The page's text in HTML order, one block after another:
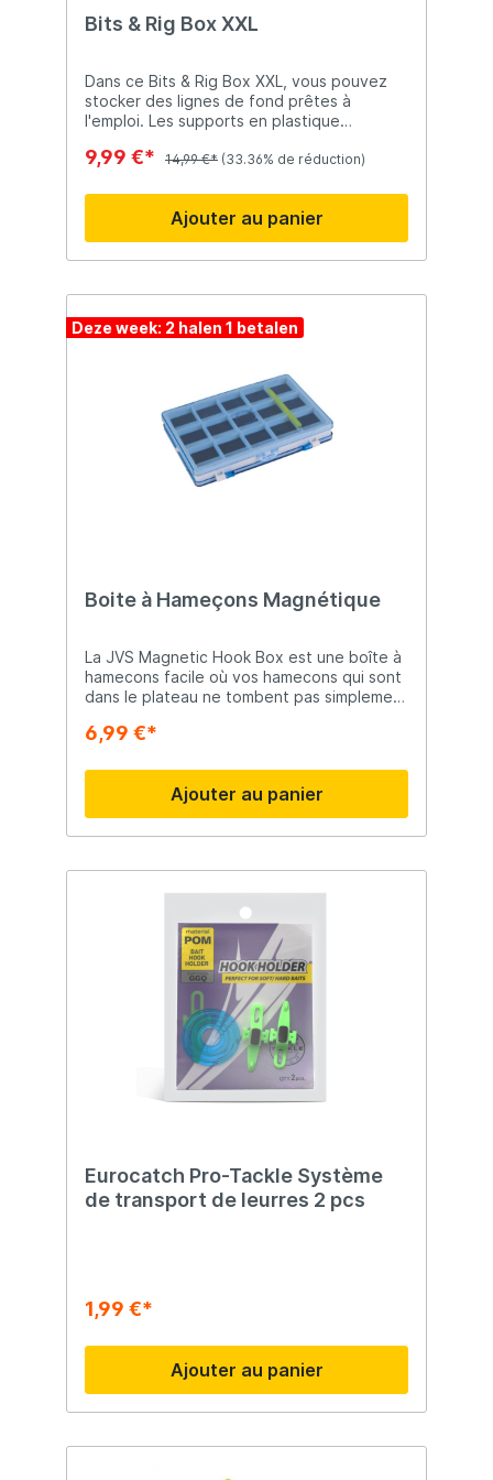
Bits & Rig Box XXL
Dans ce Bits & Rig Box XXL, vous pouvez
stocker des lignes de fond prêtes à
l'emploi. Les supports en plastique
Incluant 6 rouleaux. Fixez les lignes de
pas gêné par des bas de lignes emmêlées.
9,99 €* 14,99 €* (33.36% de réduction)
Ajouter au panier
Deze week: 2 halen 1 betalen
Boite à Hameçons Magnétique
La JVS Magnetic Hook Box est une boîte à
hamecons facile où vos hamecons qui sont
dans le plateau ne tombent pas simplement
6,99 €*
Ajouter au panier
Eurocatch Pro-Tackle Système
de transport de leurres 2 pcs
1,99 €*
Ajouter au panier